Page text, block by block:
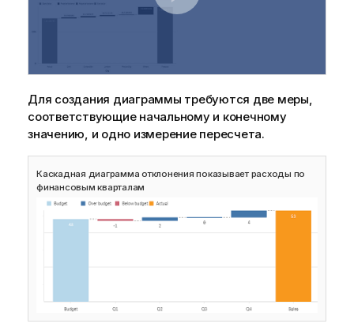
Для создания диаграммы требуются две меры,
соответствующие начальному и конечному
значению, и одно измерение пересчета.
Каскадная диаграмма отклонения показывает расходы по
финансовым кварталам